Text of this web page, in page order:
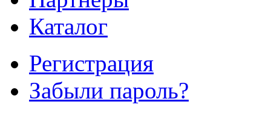
Каталог
Регистрация
Забыли пароль?